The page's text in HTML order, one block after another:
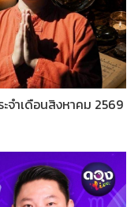
จำเดือนสิงหาคม 2569